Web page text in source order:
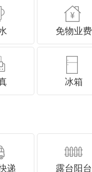
免物业费
冰箱
递 露台阳台